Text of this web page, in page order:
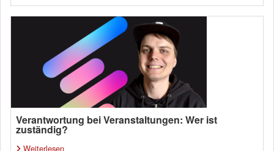
Verantwortung bei Veranstaltungen: Wer ist
zuständig?
Weiterlesen